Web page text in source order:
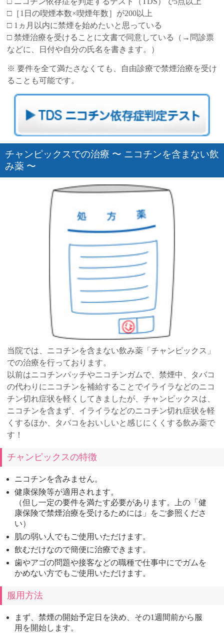
□［1日の喫煙本数×喫煙年数］が200以上
□ 1ヵ月以内に禁煙を始めたいと思っている
□ 禁煙治療を受けることに文書で同意している（→問診票
などに、日付や自分の氏名を書きます。）
※ 要件を全て満たさなくても、自由診療で禁煙治療を受け
ることも可能です。
チャンピックスでの治療 〜 ニコチンを含まない飲
み薬 〜
当院では、ニコチンを含まない飲み薬「チャンピックス」
での治療を行っております。
以前はニコチンパッチやニコチンガムで、禁煙中、タバコ
の代わりにニコチンを補給することでイライラなどのニコ
チン切れ症状を軽くしてきましたが、チャンピックスは、
ニコチンを含まず、イライラなどのニコチン切れ症状を軽
くするほか、タバコをおいしいと感じにくくする飲み薬で
す！
チャンピックスの特徴
ニコチンを含みません。
健康保険等が適用されます。
（但し一定の要件を満たす必要があります。上の「健
康保険で禁煙治療を受けるためには」をご参照くださ
い）
肌の弱い人でもご使用いただけます。
飲むだけなので簡便に治療できます。
歯やアゴの問題や接客などの職種で仕事中にでガムを
かめない方でもご使用いただけます。
服用方法
まず、禁煙の開始予定日を決め、その1週間前から服
用を開始します。